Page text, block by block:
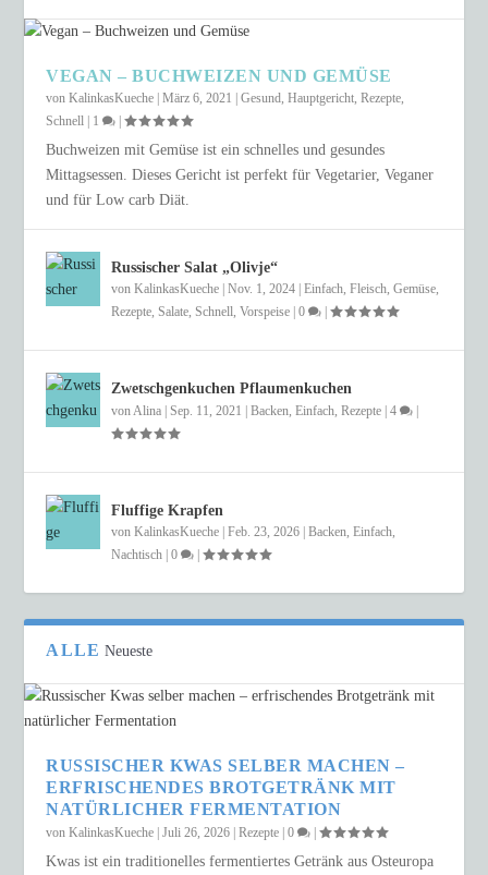
VEGAN – BUCHWEIZEN UND GEMÜSE
vonKalinkasKueche |März 6, 2021 |Gesund,Hauptgericht,Rezepte,
Schnell
1 |
Buchweizen mit Gemüse ist ein schnelles und gesundes
Mittagsessen. Dieses Gericht ist perfekt für Vegetarier, Veganer
und für Low carb Diät.
Russischer Salat „Olivje“
vonKalinkasKueche |Nov. 1, 2024 |Einfach,Fleisch,Gemüse,
Rezepte,Salate,Schnell,Vorspeise |0 |
Zwetschgenkuchen Pflaumenkuchen
vonAlina |Sep. 11, 2021 |Backen,Einfach,Rezepte |4
Fluffige Krapfen
vonKalinkasKueche |Feb. 23, 2026 |Backen,Einfach,
Nachtisch |0 |
ALLE Neueste
RUSSISCHER KWAS SELBER MACHEN –
ERFRISCHENDES BROTGETRÄNK MIT
NATÜRLICHER FERMENTATION
vonKalinkasKueche |Juli 26, 2026 |Rezepte |0 |
Kwas ist ein traditionelles fermentiertes Getränk aus Osteuropa